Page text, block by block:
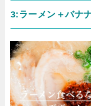
3:ラーメン＋バナ